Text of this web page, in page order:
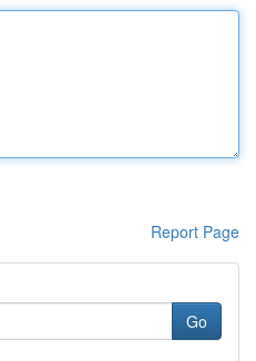
Report Page
Go